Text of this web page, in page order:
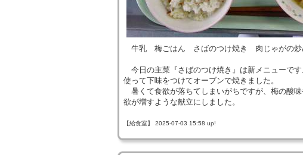
牛乳 梅ごはん さばのつけ焼き 肉じゃがの炒
今日の主菜『さばのつけ焼き』は新メニューです
使って下味をつけてオーブンで焼きました。
暑くて食欲が落ちてしまいがちですが、梅の酸
欲が増すような献立にしました。
【給食室】 2025-07-03 15:58 up!